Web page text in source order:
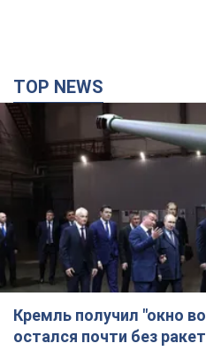
TOP NEWS
Кремль получил "окно
остался почти без